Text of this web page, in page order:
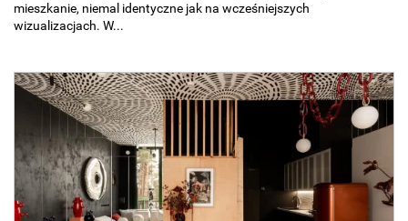
mieszkanie, niemal identyczne jak na wcześniejszych
wizualizacjach. W...